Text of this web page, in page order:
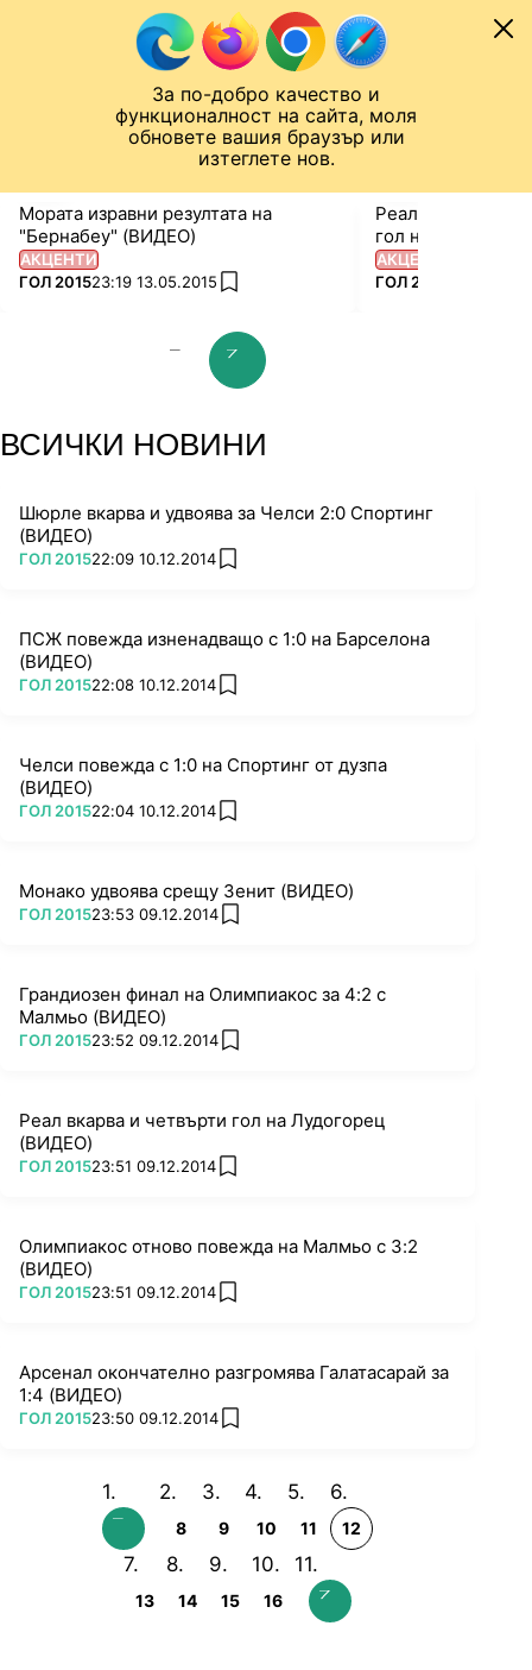
За по-добро качество и
функционалност на сайта, моля
обновете вашия браузър или
изтеглете нов.
Към съдържанието
Лига на Конференциите
ГОЛ 2015
Мората изравни резултата на
"Бернабеу" (ВИДЕО)
АКЦЕНТИ
ПОВЕЧЕ ОТ
ГОЛ 201523:19 13.05.2015 add favorites
Реал Мадрид
гол на Роналдо
АКЦЕНТИ
ПОВЕЧЕ ОТ
ГОЛ 2015
prev slidenext slide
ВСИЧКИ НОВИНИ
Шюрле вкарва и удвоява за Челси 2:0 Спортинг
(ВИДЕО)
ПОВЕЧЕ ОТ
ГОЛ 201522:09 10.12.2014 add favorites
ПСЖ повежда изненадващо с 1:0 на Барселона
(ВИДЕО)
ПОВЕЧЕ ОТ
ГОЛ 201522:08 10.12.2014 add favorites
Челси повежда с 1:0 на Спортинг от дузпа
(ВИДЕО)
ПОВЕЧЕ ОТ
ГОЛ 201522:04 10.12.2014 add favorites
Монако удвоява срещу Зенит (ВИДЕО)
ПОВЕЧЕ ОТ
ГОЛ 201523:53 09.12.2014 add favorites
Грандиозен финал на Олимпиакос за 4:2 с
Малмьо (ВИДЕО)
ПОВЕЧЕ ОТ
ГОЛ 201523:52 09.12.2014 add favorites
Реал вкарва и четвърти гол на Лудогорец
(ВИДЕО)
ПОВЕЧЕ ОТ
ГОЛ 201523:51 09.12.2014 add favorites
Олимпиакос отново повежда на Малмьо с 3:2
(ВИДЕО)
ПОВЕЧЕ ОТ
ГОЛ 201523:51 09.12.2014 add favorites
Арсенал окончателно разгромява Галатасарай за
1:4 (ВИДЕО)
ПОВЕЧЕ ОТ
ГОЛ 201523:50 09.12.2014 add favorites
8 9 10 11 12
13 14 15 16